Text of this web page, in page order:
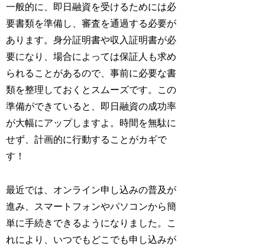
一般的に、即日融資を受けるためには必
要書類を準備し、審査を通過する必要が
あります。身分証明書や収入証明書が必
要になり、場合によっては保証人も求め
られることがあるので、事前に必要な書
類を整理しておくとスムーズです。この
準備ができていると、即日融資の成功率
が大幅にアップしますよ。時間を無駄に
せず、計画的に行動することがカギで
す！
最近では、オンライン申し込みの普及が
進み、スマートフォンやパソコンから簡
単に手続きできるようになりました。こ
れにより、いつでもどこでも申し込みが